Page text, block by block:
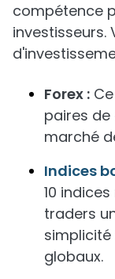
compétence
investisseurs.
Forex :
paires de
marché
Indices
10
traders
globaux.